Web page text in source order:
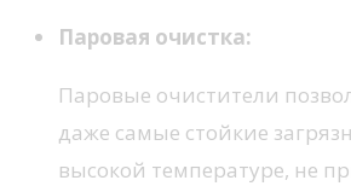
Паровая очистка:
Паровые очистители
даже самые стойкие
высокой температуре, не